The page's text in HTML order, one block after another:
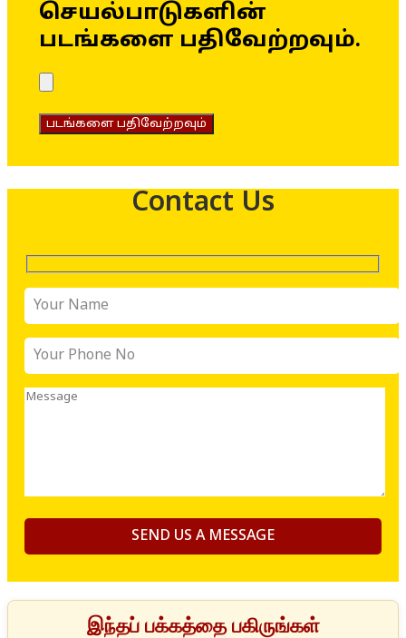
செயல்பாடுகளின்
படங்களை பதிவேற்றவும்.
படங்களை பதிவேற்றவும்
Contact Us
இந்தப் பக்கத்தை பகிருங்கள்